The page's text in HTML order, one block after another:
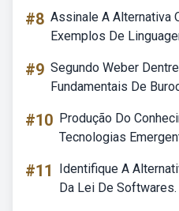
#8 Assinale A Alternativa
Exemplos De
#9 Segundo Weber
Fundamentais De
#10 Produção Do
Tecnologias
#11
Identifique A
Da Lei De Softwares.